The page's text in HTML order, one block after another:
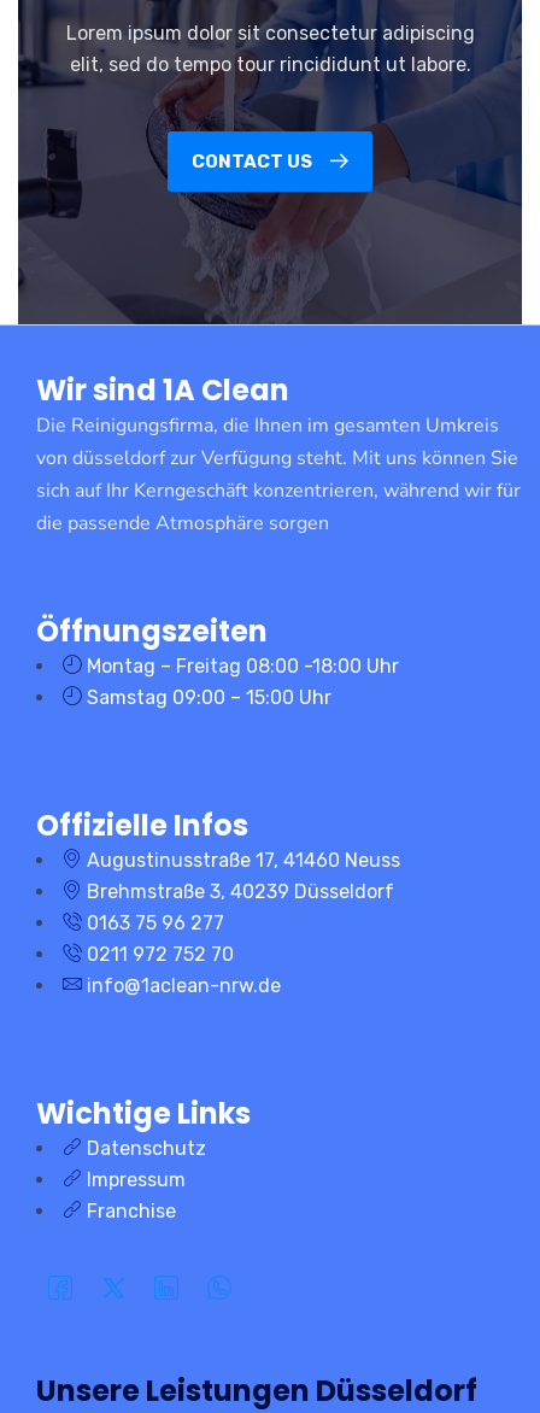
Lorem ipsum dolor sit consectetur adipiscing
elit, sed do tempo tour rincididunt ut labore.
CONTACT US
Wir sind 1A Clean
Die Reinigungsfirma, die Ihnen im gesamten Umkreis
von düsseldorf zur Verfügung steht. Mit uns können Sie
sich auf Ihr Kerngeschäft konzentrieren, während wir für
die passende Atmosphäre sorgen
Öffnungszeiten
Montag – Freitag 08:00 -18:00 Uhr
Samstag 09:00 – 15:00 Uhr
Offizielle Infos
Augustinusstraße 17, 41460 Neuss
Brehmstraße 3, 40239 Düsseldorf
0163 75 96 277
0211 972 752 70
info@1aclean-nrw.de
Wichtige Links
Datenschutz
Impressum
Franchise
Unsere Leistungen Düsseldorf